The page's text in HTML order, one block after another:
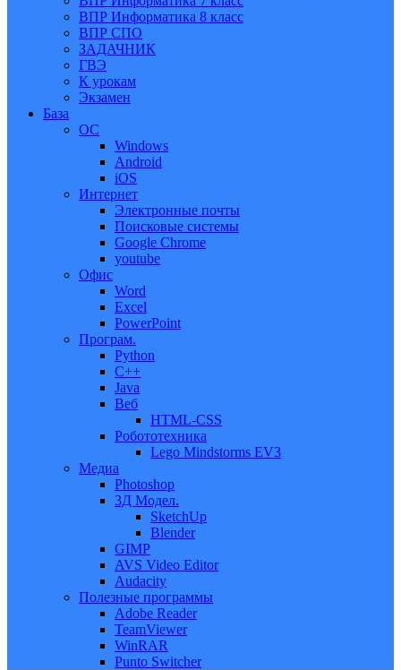
ВПР Информатика 8 класс
ВПР СПО
ЗАДАЧНИК
ГВЭ
К урокам
Экзамен
База
ОС
Windows
Android
iOS
Интернет
Электронные почты
Поисковые системы
Google Chrome
youtube
Офис
Word
Excel
PowerPoint
Програм.
Python
C++
Java
Веб
HTML-CSS
Робототехника
Lego Mindstorms EV3
Медиа
Photoshop
3Д Модел.
SketchUp
Blender
GIMP
AVS Video Editor
Audacity
Полезные программы
Adobe Reader
TeamViewer
WinRAR
Punto Switcher